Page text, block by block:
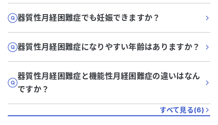
器質性月経困難症でも妊娠できますか？
器質性月経困難症になりやすい年齢はありますか？
器質性月経困難症と機能性月経困難症の違いはなん
ですか？
すべて見る(6)